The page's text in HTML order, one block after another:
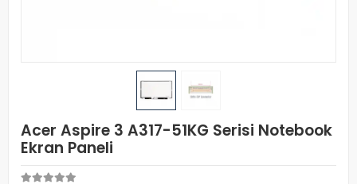
Acer Aspire 3 A317-51KG Serisi Notebook
Ekran Paneli